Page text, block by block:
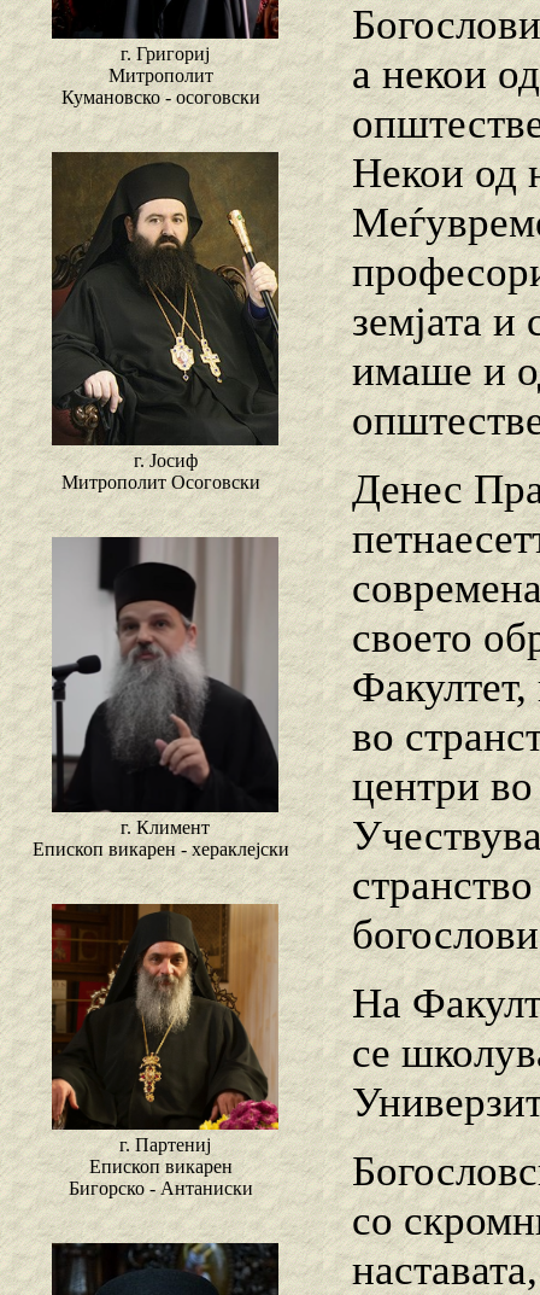
г. Григориј
Митрополит
Кумановско - осоговски
г. Јосиф
Митрополит Осоговски
г. Климент
Епископ викарен - хераклејски
г. Партениј
Епископ викарен
Бигорско - Антаниски
а некои
Некои од
земјата
имаше и
Денес
своето
во
центри
На
се
со